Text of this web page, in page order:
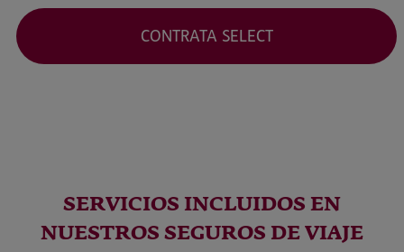
CONTRATA SELECT
SERVICIOS INCLUIDOS EN
NUESTROS SEGUROS DE VIAJE